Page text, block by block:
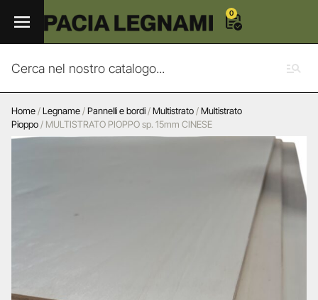
0
Home/Legname/Pannelli e bordi/Multistrato/Multistrato
Pioppo/ MULTISTRATO PIOPPO sp. 15mm CINESE